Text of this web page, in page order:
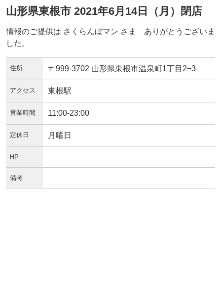
山形県東根市 2021年6月14日（月）閉店
情報のご提供は さくらんぼマン さま ありがとうございま
した。
住所 〒999-3702 山形県東根市温泉町1丁目2−3
アクセス 東根駅
営業時間 11:00-23:00
定休日 月曜日
HP
備考